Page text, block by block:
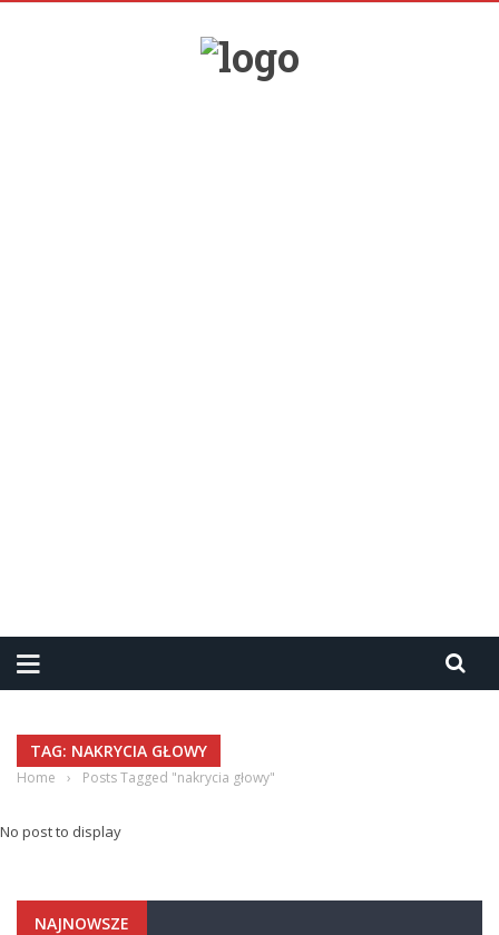
TAG: NAKRYCIA GŁOWY
Home › Posts Tagged "nakrycia głowy"
No post to display
NAJNOWSZE